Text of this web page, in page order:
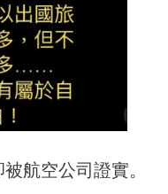
航空公司證實。